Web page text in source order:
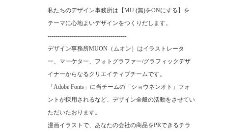
私たちのデザイン事務所は【MU (無)をONにする】を
テーマに心地よいデザインをつくりだします。
----------------------------------------
デザイン事務所MUON（ムオン）はイラストレータ
ー、マーケター、フォトグラファー/グラフィックデザ
イナーからなるクリエイティブチームです。
「Adobe Fonts」に当チームの「ショウネンオト」フォ
ントが採用されるなど、デザイン全般の活動をさせてい
ただいたおります。
漫画イラストで、あなたの会社の商品をPRできるチラ